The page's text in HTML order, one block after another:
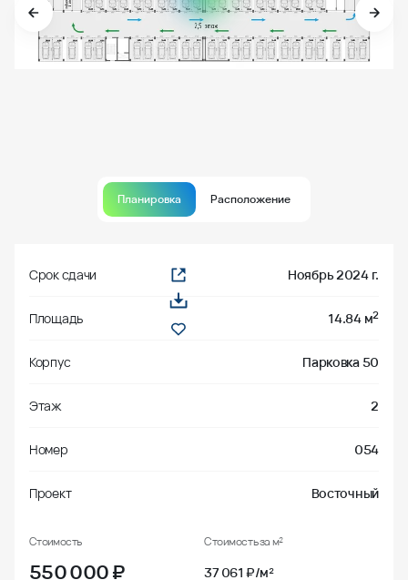
Планировка Расположение
Срок сдачи Ноябрь 2024 г.
Площадь 14.84 м2
Корпус Парковка 50
Этаж 2
Номер 054
Проект Восточный
Стоимость
550 000₽
Стоимость за м²
37 061 ₽/м²